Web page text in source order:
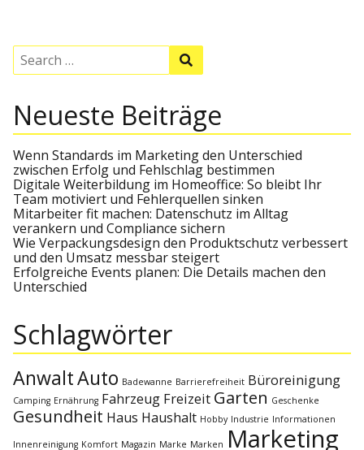
S
c
h
f
o
r
:
e
c
h
Neueste Beiträge
Wenn Standards im Marketing den Unterschied
zwischen Erfolg und Fehlschlag bestimmen
Digitale Weiterbildung im Homeoffice: So bleibt Ihr
Team motiviert und Fehlerquellen sinken
Mitarbeiter fit machen: Datenschutz im Alltag
verankern und Compliance sichern
Wie Verpackungsdesign den Produktschutz verbessert
und den Umsatz messbar steigert
Erfolgreiche Events planen: Die Details machen den
Unterschied
Schlagwörter
AnwaltAuto Badewanne Barrierefreiheit Büroreinigung
Camping Ernährung Fahrzeug Freizeit Garten Geschenke
Gesundheit Haus Haushalt Hobby Industrie Informationen
Innenreinigung Komfort Magazin Marke Marken Marketing